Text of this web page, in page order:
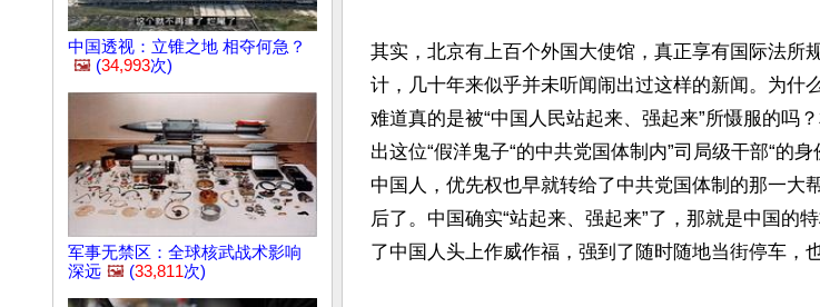
中国透视：立锥之地 相夺何急？
🖼️ (34,993次)
军事无禁区：全球核武战术影响
深远 🖼️ (33,811次)
其实，北京有上百个外国大使馆，真正享有国际法所
计，几十年来似乎并未听闻闹出过这样的新闻。为什
难道真的是被“中国人民站起来、强起来”所慑服的吗
出这位“假洋鬼子“的中共党国体制内”司局级干部“的
中国人，优先权也早就转给了中共党国体制的那一大
后了。中国确实“站起来、强起来”了，那就是中国
了中国人头上作威作福，强到了随时随地当街停车，